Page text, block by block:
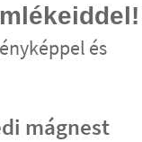
és
mágnest